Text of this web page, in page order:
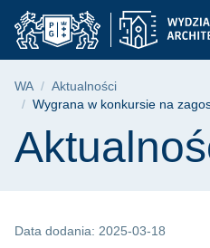
Przejdź
do
menu
Przejdź
do
wyszukiwarki
Przejdź
do
treści
Wygrana
Ścieżka
WA
Aktualności
Wygrana w konkursie na
Treść strony
Data dodania: 2025-03-18